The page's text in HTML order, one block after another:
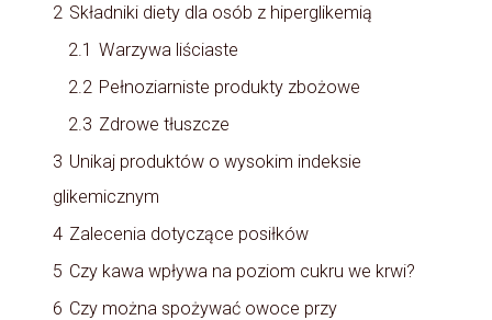
2 Składniki diety dla osób z hiperglikemią
2.1 Warzywa liściaste
2.2 Pełnoziarniste produkty zbożowe
2.3 Zdrowe tłuszcze
3 Unikaj produktów o wysokim indeksie
glikemicznym
4 Zalecenia dotyczące posiłków
5 Czy kawa wpływa na poziom cukru we krwi?
6 Czy można spożywać owoce przy